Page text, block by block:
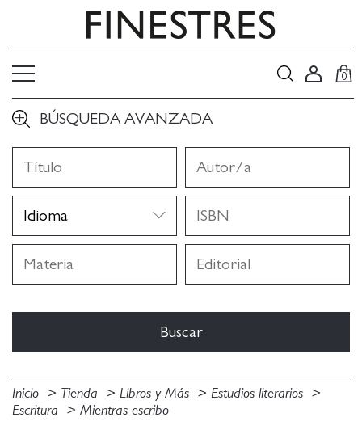
0
BÚSQUEDA AVANZADA
Inicio Tienda Libros y Más
Estudios literarios
Escritura
Mientras escribo